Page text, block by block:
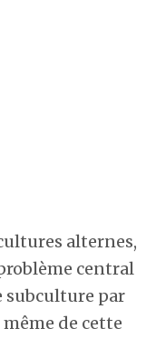
alternes,
central
subculture par
de cette